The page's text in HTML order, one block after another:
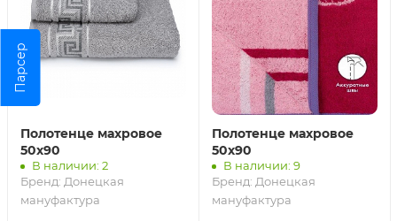
Полотенце махровое
50х90
В наличии: 2
Бренд: Донецкая
мануфактура
Полотенце махровое
50х90
В наличии: 9
Бренд: Донецкая
мануфактура
Парсер